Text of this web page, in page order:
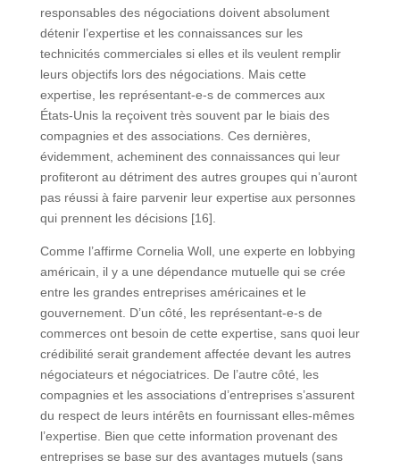
responsables des négociations doivent absolument
détenir l’expertise et les connaissances sur les
technicités commerciales si elles et ils veulent remplir
leurs objectifs lors des négociations. Mais cette
expertise, les représentant-e-s de commerces aux
États-Unis la reçoivent très souvent par le biais des
compagnies et des associations. Ces dernières,
évidemment, acheminent des connaissances qui leur
profiteront au détriment des autres groupes qui n’auront
pas réussi à faire parvenir leur expertise aux personnes
qui prennent les décisions [16].
Comme l’affirme Cornelia Woll, une experte en lobbying
américain, il y a une dépendance mutuelle qui se crée
entre les grandes entreprises américaines et le
gouvernement. D’un côté, les représentant-e-s de
commerces ont besoin de cette expertise, sans quoi leur
crédibilité serait grandement affectée devant les autres
négociateurs et négociatrices. De l’autre côté, les
compagnies et les associations d’entreprises s’assurent
du respect de leurs intérêts en fournissant elles-mêmes
l’expertise. Bien que cette information provenant des
entreprises se base sur des avantages mutuels (sans